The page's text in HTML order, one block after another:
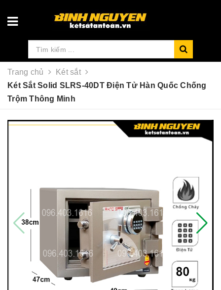
Trang chủ
Két sắt
Két Sắt Solid SLRS-40DT Điện Tử Hàn Quốc Chống
Trộm Thông Minh